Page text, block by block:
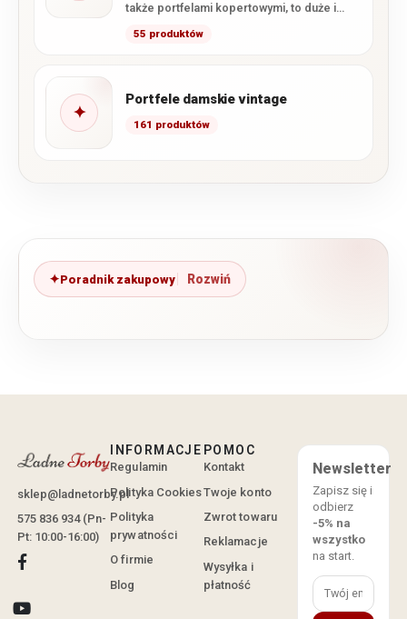
także portfelami kopertowymi, to duże i
zapięciem…
55 produktów
✦
Portfele damskie vintage
161 produktów
Poradnik zakupowy
sklep@ladnetorby.pl
575 836 934 (Pn-
Pt: 10:00-16:00)
INFORMACJE
Regulamin
Polityka Cookies
Polityka
prywatności
O firmie
Blog
POMOC
Kontakt
Twoje konto
Zwrot towaru
Reklamacje
Wysyłka i
płatność
Newsletter
Zapisz się i
odbierz
-5% na
wszystko
na start.